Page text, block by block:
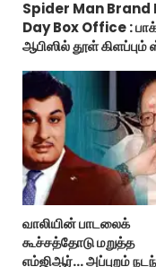
Spider Man Brand
Day Box Office :
ஆபிஸில் தூள் கிளப்பும்
வாலியின் பாடலைக்
கூச்சத்தோடு மறுத்த
எம்ஜிஆர்... அப்புறம்